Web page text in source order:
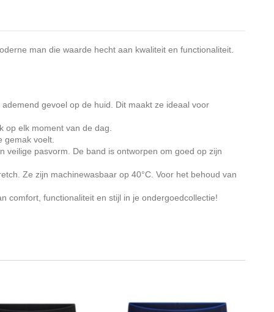
man die waarde hecht aan kwaliteit en functionaliteit.
gevoel op de huid. Dit maakt ze ideaal voor
op elk moment van de dag.
gemak voelt.
pasvorm. De band is ontworpen om goed op zijn
Ze zijn machinewasbaar op 40°C. Voor het behoud van
comfort, functionaliteit en stijl in je ondergoedcollectie!